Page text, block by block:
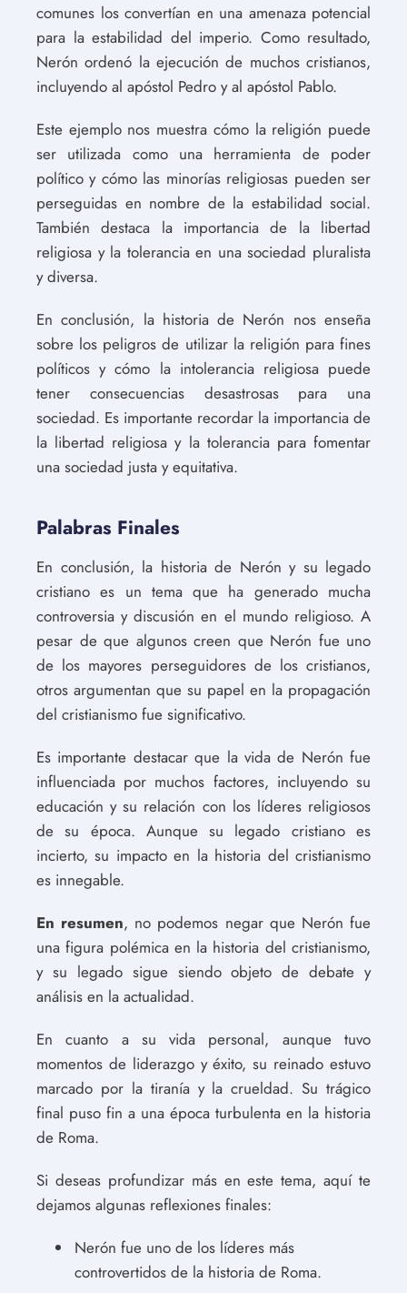
comunes los convertían en una amenaza potencial
para la estabilidad del imperio. Como resultado,
Nerón ordenó la ejecución de muchos cristianos,
incluyendo al apóstol Pedro y al apóstol Pablo.
Este ejemplo nos muestra cómo la religión puede
ser utilizada como una herramienta de poder
político y cómo las minorías religiosas pueden ser
perseguidas en nombre de la estabilidad social.
También destaca la importancia de la libertad
religiosa y la tolerancia en una sociedad pluralista
y diversa.
En conclusión, la historia de Nerón nos enseña
sobre los peligros de utilizar la religión para fines
políticos y cómo la intolerancia religiosa puede
tener consecuencias desastrosas para una
sociedad. Es importante recordar la importancia de
la libertad religiosa y la tolerancia para fomentar
una sociedad justa y equitativa.
Palabras Finales
En conclusión, la historia de Nerón y su legado
cristiano es un tema que ha generado mucha
controversia y discusión en el mundo religioso. A
pesar de que algunos creen que Nerón fue uno
de los mayores perseguidores de los cristianos,
otros argumentan que su papel en la propagación
del cristianismo fue significativo.
Es importante destacar que la vida de Nerón fue
influenciada por muchos factores, incluyendo su
educación y su relación con los líderes religiosos
de su época. Aunque su legado cristiano es
incierto, su impacto en la historia del cristianismo
es innegable.
En resumen, no podemos negar que Nerón fue
una figura polémica en la historia del cristianismo,
y su legado sigue siendo objeto de debate y
análisis en la actualidad.
En cuanto a su vida personal, aunque tuvo
momentos de liderazgo y éxito, su reinado estuvo
marcado por la tiranía y la crueldad. Su trágico
final puso fin a una época turbulenta en la historia
de Roma.
Si deseas profundizar más en este tema, aquí te
dejamos algunas reflexiones finales:
Nerón fue uno de los líderes más
controvertidos de la historia de Roma.